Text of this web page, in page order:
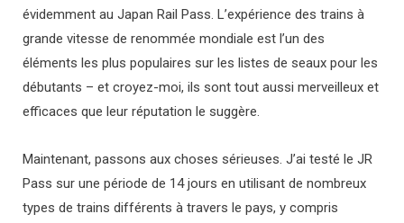
évidemment au Japan Rail Pass. L’expérience des trains à
grande vitesse de renommée mondiale est l’un des
éléments les plus populaires sur les listes de seaux pour les
débutants – et croyez-moi, ils sont tout aussi merveilleux et
efficaces que leur réputation le suggère.
Maintenant, passons aux choses sérieuses. J’ai testé le JR
Pass sur une période de 14 jours en utilisant de nombreux
types de trains différents à travers le pays, y compris